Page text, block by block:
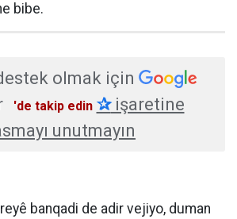
bibe.
olmak için
'de takip edin ✰işaretine
unutmayın
banqadi de adir vejiyo, duman